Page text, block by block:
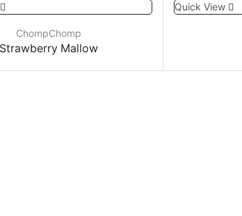
ChompChomp
Strawberry Mallow
Quick View